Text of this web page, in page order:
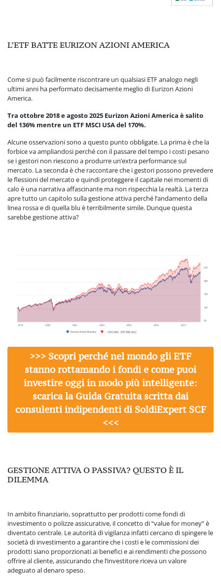
L’ETF BATTE EURIZON AZIONI AMERICA
Come si può facilmente riscontrare un qualsiasi ETF analogo negli
ultimi anni ha performato decisamente meglio di Eurizon Azioni
America.
Tra ottobre 2018 e agosto 2025 Eurizon Azioni America è salito
del 136% mentre un ETF MSCI USA del 170%.
Alcune osservazioni sono a questo punto obbligate. La prima è che la
forbice va ampliandosi perché con il passare del tempo i costi pesano
se i gestori non riescono a produrre un’extra performance sul
mercato. La seconda è che raccontare che i gestori possono prevedere
le flessioni del mercato e quindi proteggere il capitale nei momenti di
calo è una narrativa affascinante ma non rispecchia la realtà. La terza
apre tutto un capitolo sulla gestione attiva perché l’andamento della
linea rossa e di quella blu è terribilmente simile. Dunque questa
sarebbe gestione attiva?
>>> Scopri perché nel mondo gli ETF
stanno rottamando i fondi e come puoi
investire oggi in modo più intelligente:
scarica la Guida Gratuita scritta dai
consulenti indipendenti di SoldiExpert SCF
<<<
GESTIONE ATTIVA O PASSIVA? QUESTO È IL
DILEMMA
In ambito finanziario, soprattutto per prodotti come fondi di
investimento o polizze assicurative, il concetto di “value for money” è
diventato centrale. Le autorità di vigilanza infatti cercano di spingere le
società di investimento a garantire che i costi e le commissioni dei
prodotti siano proporzionati ai benefici e ai rendimenti che possono
offrire al cliente, assicurando che l’investitore riceva un valore
adeguato al denaro speso.